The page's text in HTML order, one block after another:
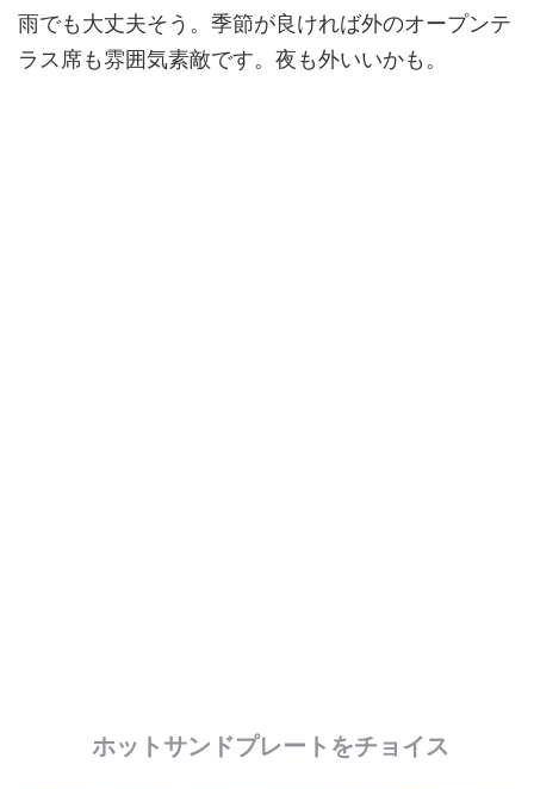
雨でも大丈夫そう。季節が良ければ外のオープンテ
ラス席も雰囲気素敵です。夜も外いいかも。
ホットサンドプレートをチョイス